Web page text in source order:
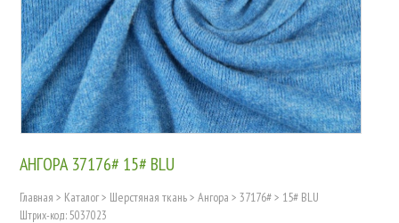
АНГОРА 37176# 15# BLU
Главная > Каталог> Шерстяная ткань> Ангора > 37176#> 15# BLU
Штрих-код: 5037023